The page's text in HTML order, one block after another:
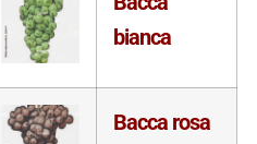
bianca
Bacca rosa